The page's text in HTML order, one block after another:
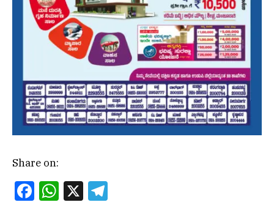
Share on:
Facebook
WhatsApp
X